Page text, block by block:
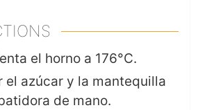
el horno a 176°C.
el azúcar y la mantequilla
de mano.